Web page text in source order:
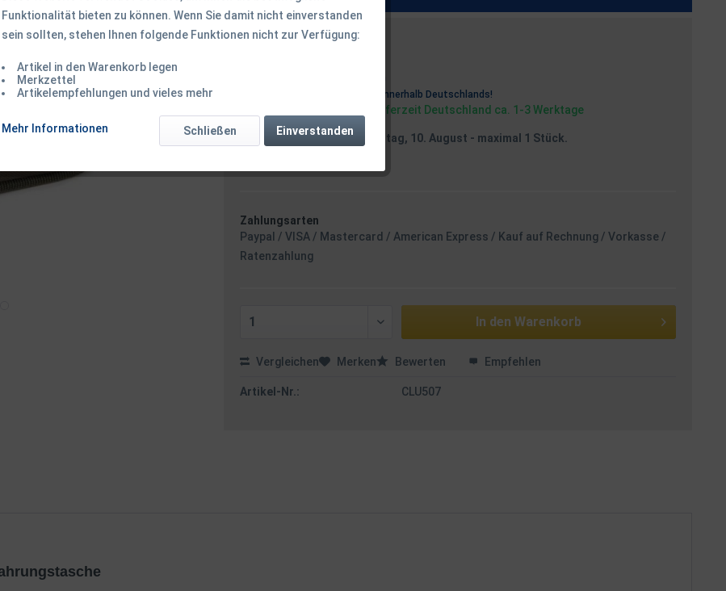
11,95 € *
innerhalb Deutschlands!
Sofort versandfertig, Lieferzeit Deutschland ca. 1-3 Werktage
Versand am Montag, 10. August - maximal 1 Stück.
Zahlungsarten
Paypal / VISA / Mastercard / American Express / Kauf auf Rechnung / Vorkasse /
Ratenzahlung
In den Warenkorb
Vergleichen Merken Bewerten Empfehlen
Artikel-Nr.: CLU507
Funktionalität bieten zu können. Wenn Sie damit nicht einverstanden
sein sollten, stehen Ihnen folgende Funktionen nicht zur Verfügung:
Artikel in den Warenkorb legen
Merkzettel
Artikelempfehlungen und vieles mehr
Mehr Informationen Einverstanden
Schließen